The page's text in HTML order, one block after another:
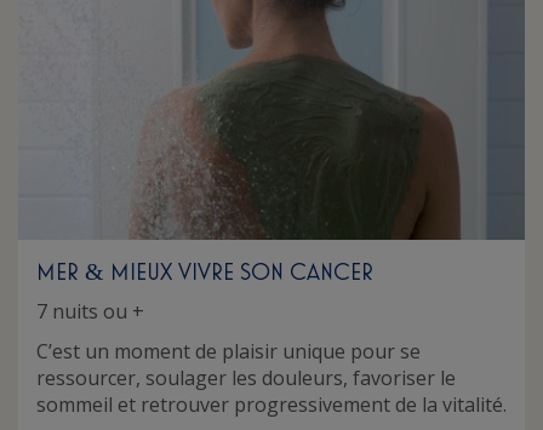
MER & MIEUX VIVRE SON CANCER
7 nuits ou +
C’est un moment de plaisir unique pour se
ressourcer, soulager les douleurs, favoriser le
sommeil et retrouver progressivement de la vitalité.